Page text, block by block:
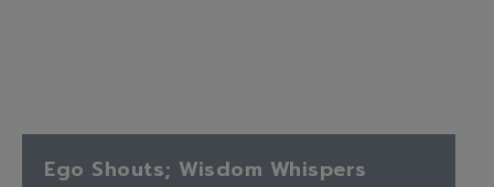
Ego Shouts; Wisdom Whispers